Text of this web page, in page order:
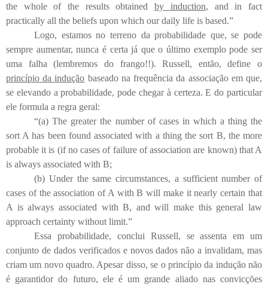
the whole of the results obtainedby induction, and in fact
practically all the beliefs upon which our daily life is based.”
Logo, estamos no terreno da probabilidade que, se pode
sempre aumentar, nunca é certa já que o último exemplo pode ser
uma falha (lembremos do frango!!). Russell, então, define o
princípio da indução baseado na frequência da associação em que,
se elevando a probabilidade, pode chegar à certeza.E do particular
ele formula a regra geral:
“(a) The greater the number of cases in which a thing the
sort A has been found associated with a thing the sort B, the more
probable it is (if no cases of failure of association are known) that A
is always associated with B;
(b) Under the same circumstances, a sufficient number of
cases of the association of A with B will make it nearly certain that
A is always associated with B, and will make this general law
approach certainty without limit.”
Essa probabilidade, conclui Russell, se assenta em um
conjunto de dados verificados e novos dados não a invalidam, mas
criam um novo quadro. Apesar disso, se o princípio da indução não
é garantidor do futuro, ele é um grande aliado nas convicções